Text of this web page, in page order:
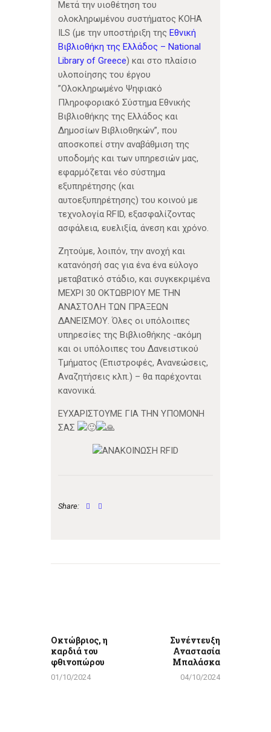
Μετά την υιοθέτηση του
ολοκληρωμένου συστήματος KOHA
ILS (με την υποστήριξη της Εθνική
Βιβλιοθήκη της Ελλάδος – National
Library of Greece) και στο πλαίσιο
υλοποίησης του έργου
”Ολοκληρωμένο Ψηφιακό
Πληροφοριακό Σύστημα Εθvικής
Βιβλιοθήκης της Ελλάδος και
Δημοσίων Βιβλιοθηκών”, που
αποσκοπεί στην αναβάθμιση της
υποδομής και των υπηρεσιών μας,
εφαρμόζεται νέο σύστημα
εξυπηρέτησης (και
αυτοεξυπηρέτησης) του κοινού με
τεχνολογία RFID, εξασφαλίζοντας
ασφάλεια, ευελιξία, άνεση και χρόνο.
Ζητούμε, λοιπόν, την ανοχή και
κατανόησή σας για ένα ένα εύλογο
μεταβατικό στάδιο, και συγκεκριμένα
ΜΕΧΡΙ 30 ΟΚΤΩΒΡΙΟΥ ΜΕ ΤΗΝ
ΑΝΑΣΤΟΛΗ ΤΩΝ ΠΡΑΞΕΩΝ
ΔΑΝΕΙΣΜΟΥ. Όλες οι υπόλοιπες
υπηρεσίες της Βιβλιοθήκης -ακόμη
και οι υπόλοιπες του Δανειστικού
Τμήματος (Επιστροφές, Ανανεώσεις,
Αναζητήσεις κλπ.) – θα παρέχονται
κανονικά.
ΕΥΧΑΡΙΣΤΟΥΜΕ ΓΙΑ ΤΗΝ ΥΠΟΜΟΝΗ
ΣΑΣ
Share:
Οκτώβριος, η
καρδιά του
φθινοπώρου
01/10/2024
Συνέντευξη
Αναστασία
Μπαλάσκα
04/10/2024